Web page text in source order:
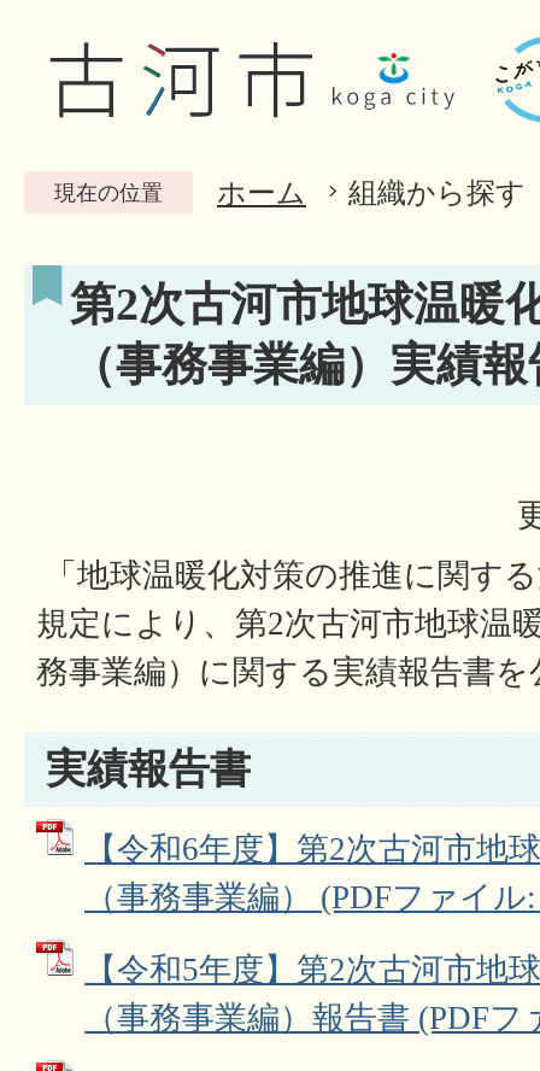
現在の位置 ホーム 組織から探す
第2次古河市地球温暖
（事務事業編）実績
「地球温暖化対策の推進に関す
規定により、第2次古河市地球温
務事業編）に関する実績報告書
実績報告書
【令和6年度】第2次古河市地
（事務事業編） (PDFファイル
【令和5年度】第2次古河市地
（事務事業編）報告書 (PDF